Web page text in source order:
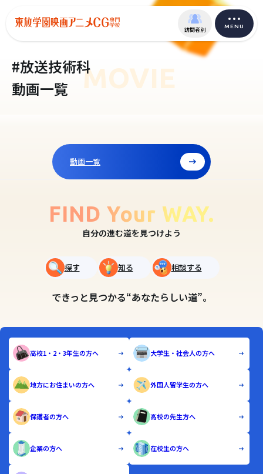
訪問者別 MENU
#放送技術科
動画一覧
MOVIE
動画一覧
FIND Your WAY.
自分の進む道を見つけよう
探す 知る 相談する
できっと見つかる“あなたらしい道”。
高校1・2・3年生の方へ 大学生・社会人の方へ
地方にお住まいの方へ 外国人留学生の方へ
保護者の方へ 高校の先生方へ
企業の方へ 在校生の方へ